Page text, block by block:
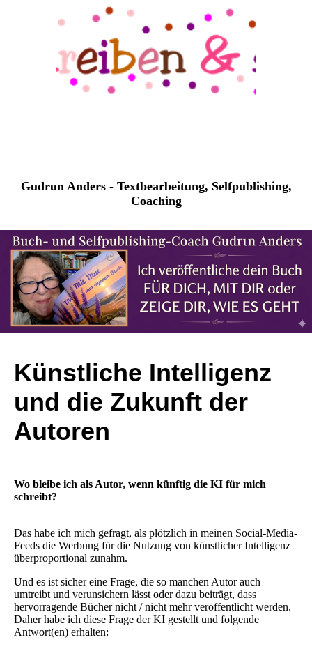
Gudrun Anders - Textbearbeitung, Selfpublishing,
Coaching
Künstliche Intelligenz
und die Zukunft der
Autoren
Wo bleibe ich als Autor, wenn künftig die KI für mich
schreibt?
Das habe ich mich gefragt, als plötzlich in meinen Social-Media-
Feeds die Werbung für die Nutzung von künstlicher Intelligenz
überproportional zunahm.
Und es ist sicher eine Frage, die so manchen Autor auch
umtreibt und verunsichern lässt oder dazu beiträgt, dass
hervorragende Bücher nicht / nicht mehr veröffentlicht werden.
Daher habe ich diese Frage der KI gestellt und folgende
Antwort(en) erhalten: